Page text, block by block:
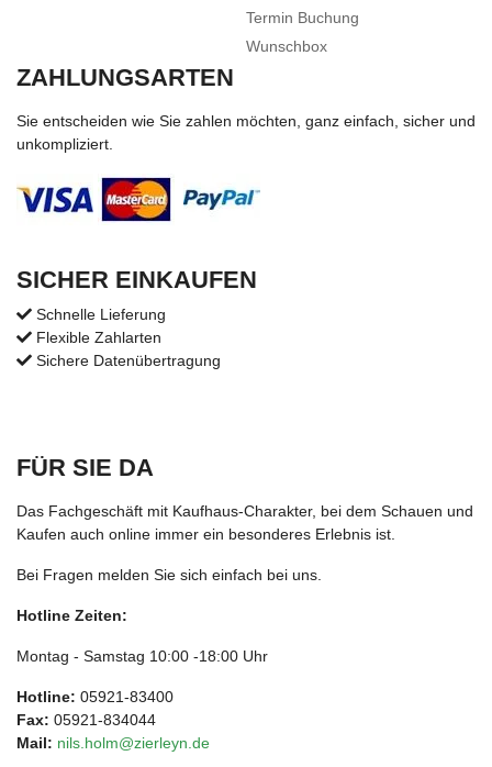
Termin Buchung
Wunschbox
ZAHLUNGSARTEN
Sie entscheiden wie Sie zahlen möchten, ganz einfach, sicher und
unkompliziert.
SICHER EINKAUFEN
Schnelle Lieferung
Flexible Zahlarten
Sichere Datenübertragung
FÜR SIE DA
Das Fachgeschäft mit Kaufhaus-Charakter, bei dem Schauen und
Kaufen auch online immer ein besonderes Erlebnis ist.
Bei Fragen melden Sie sich einfach bei uns.
Hotline Zeiten:
Montag - Samstag 10:00 -18:00 Uhr
Hotline: 05921-83400
Fax: 05921-834044
Mail: nils.holm@zierleyn.de